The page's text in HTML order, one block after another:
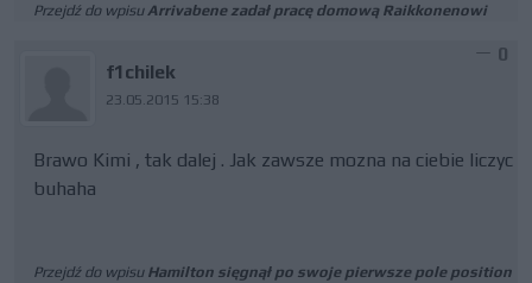
Przejdź do wpisuArrivabene zadał pracę domową Raikkonenowi
f1chilek
23.05.2015 15:38
0
Brawo Kimi , tak dalej . Jak zawsze mozna na ciebie liczyc
buhaha
Przejdź do wpisu Hamilton sięgnął po swoje pierwsze pole position